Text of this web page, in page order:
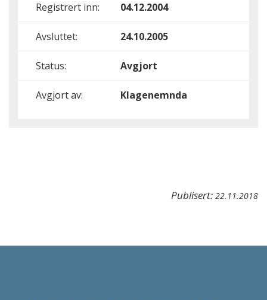
Registrert inn: 04.12.2004
Avsluttet: 24.10.2005
Status: Avgjort
Avgjort av: Klagenemnda
Publisert: 22.11.2018